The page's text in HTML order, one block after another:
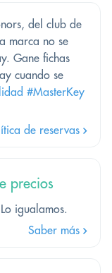
del club de
marca no se
Gane fichas
cuando se
#MasterKey
de reservas
precios
igualamos.
Saber más